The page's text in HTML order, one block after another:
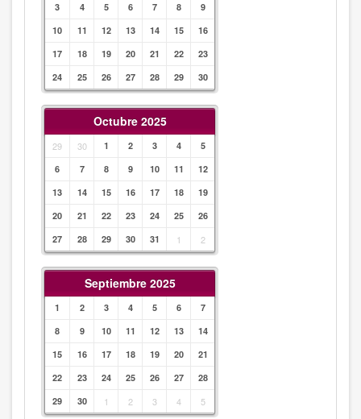
3
4 5 6 7 8
9
10
11 12 13 14 15
16
17
18 19 20 21 22
23
24
25 26 27 28 29 30
Octubre 2025
29 30 1 2 3 4
5
6
7 8 9 10 11
12
13
14 15 16 17 18
19
20
21 22 23 24 25
26
27
28 29 30 31 1 2
Septiembre 2025
1 2 3 4 5 6
7
8
9 10 11 12 13
14
15
16 17 18 19 20
21
22
23 24 25 26 27
28
29
30 1 2 3 4 5